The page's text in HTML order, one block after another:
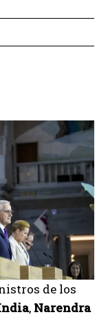
de los
, Narendra